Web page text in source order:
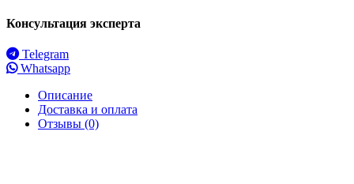
Консультация эксперта
Telegram
Whatsapp
Описание
Доставка и оплата
Отзывы (0)